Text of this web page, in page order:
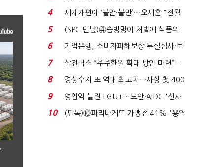
'초접전'…대통령 ...
4
세제개편에 ‘불안·불만’…오세훈 "전월
세 구하기 더 ...
5
(SPC 민낯)④솜방망이 처벌에 식품위
생법 위반 반복...
6
기업은행, 소비자피해보상 부실심사·보
이스피싱 공시 ...
7
삼전닉스 “주주환원 확대 방안 마련”…
로이터에 성명...
8
경상수지 또 역대 최고치…사상 첫 400
억달러에 '3% 성...
9
영업익 늘린 LGU+…보안·AIDC '신사
업 드라이브'...
10
(단독)⑩파리바게뜨 가맹점 41% '용역